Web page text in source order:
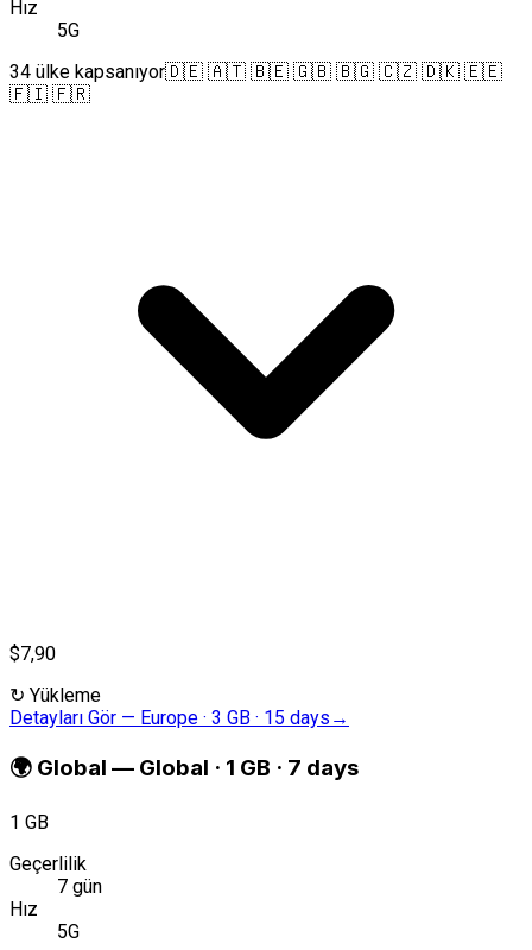
Hız
5G
34 ülke kapsanıyor🇩🇪 🇦🇹 🇧🇪 🇬🇧 🇧🇬 🇨🇿 🇩🇰 🇪🇪
🇫🇮 🇫🇷
$7,90
↻ Yükleme
Detayları Gör — Europe · 3 GB · 15 days →
🌍 Global — Global · 1 GB · 7 days
1 GB
Geçerlilik
7 gün
Hız
5G